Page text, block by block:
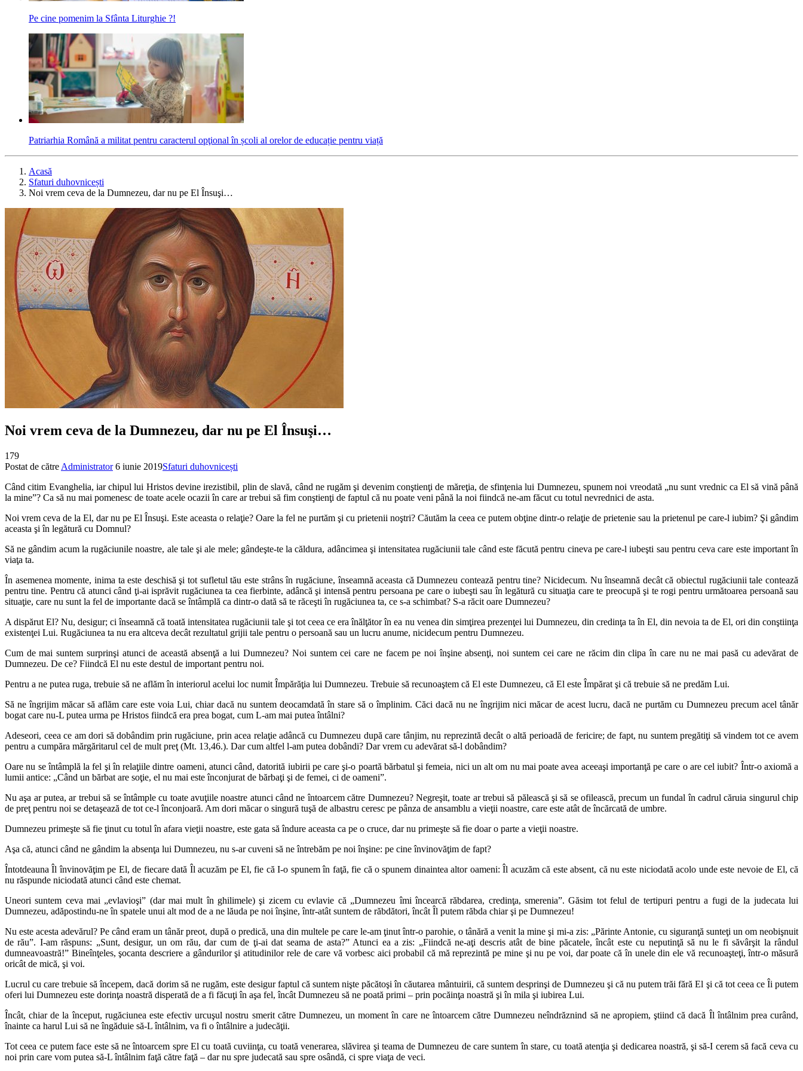
Pe cine pomenim la Sfânta Liturghie ?!
Patriarhia Română a militat pentru caracterul opţional în școli al orelor de educație pentru viață
Acasă
Sfaturi duhovnicești
Noi vrem ceva de la Dumnezeu, dar nu pe El Însuşi…
Noi vrem ceva de la Dumnezeu, dar nu pe El Însuşi…
179
Postat de către Administrator 6 iunie 2019Sfaturi duhovnicești
Când citim Evanghelia, iar chipul lui Hristos devine irezistibil, plin de slavă, când ne rugăm şi devenim conştienţi de măreţia, de sfinţenia lui Dumnezeu, spunem noi vreodată „nu sunt vrednic ca El să vină până
la mine”? Ca să nu mai pomenesc de toate acele ocazii în care ar trebui să fim conştienţi de faptul că nu poate veni până la noi fiindcă ne-am făcut cu totul nevrednici de asta.
Noi vrem ceva de la El, dar nu pe El Însuşi. Este aceasta o relaţie? Oare la fel ne purtăm şi cu prietenii noştri? Căutăm la ceea ce putem obţine dintr-o relaţie de prietenie sau la prietenul pe care-l iubim? Şi gândim
aceasta şi în legătură cu Domnul?
Să ne gândim acum la rugăciunile noastre, ale tale şi ale mele; gândeşte-te la căldura, adâncimea şi intensitatea rugăciunii tale când este făcută pentru cineva pe care-l iubeşti sau pentru ceva care este important în
viaţa ta.
În asemenea momente, inima ta este deschisă şi tot sufletul tău este strâns în rugăciune, înseamnă aceasta că Dumnezeu contează pentru tine? Nicidecum. Nu înseamnă decât că obiectul rugăciunii tale contează
pentru tine. Pentru că atunci când ţi-ai isprăvit rugăciunea ta cea fierbinte, adâncă şi intensă pentru persoana pe care o iubeşti sau în legătură cu situaţia care te preocupă şi te rogi pentru următoarea persoană sau
situaţie, care nu sunt la fel de importante dacă se întâmplă ca dintr-o dată să te răceşti în rugăciunea ta, ce s-a schimbat? S-a răcit oare Dumnezeu?
A dispărut El? Nu, desigur; ci înseamnă că toată intensitatea rugăciunii tale şi tot ceea ce era înălţător în ea nu venea din simţirea prezenţei lui Dumnezeu, din credinţa ta în El, din nevoia ta de El, ori din conştiinţa
existenţei Lui. Rugăciunea ta nu era altceva decât rezultatul grijii tale pentru o persoană sau un lucru anume, nicidecum pentru Dumnezeu.
Cum de mai suntem surprinşi atunci de această absenţă a lui Dumnezeu? Noi suntem cei care ne facem pe noi înşine absenţi, noi suntem cei care ne răcim din clipa în care nu ne mai pasă cu adevărat de
Dumnezeu. De ce? Fiindcă El nu este destul de important pentru noi.
Pentru a ne putea ruga, trebuie să ne aflăm în interiorul acelui loc numit Împărăţia lui Dumnezeu. Trebuie să recunoaştem că El este Dumnezeu, că El este Împărat şi că trebuie să ne predăm Lui.
Să ne îngrijim măcar să aflăm care este voia Lui, chiar dacă nu suntem deocamdată în stare să o împlinim. Căci dacă nu ne îngrijim nici măcar de acest lucru, dacă ne purtăm cu Dumnezeu precum acel tânăr
bogat care nu-L putea urma pe Hristos fiindcă era prea bogat, cum L-am mai putea întâlni?
Adeseori, ceea ce am dori să dobândim prin rugăciune, prin acea relaţie adâncă cu Dumnezeu după care tânjim, nu reprezintă decât o altă perioadă de fericire; de fapt, nu suntem pregătiţi să vindem tot ce avem
pentru a cumpăra mărgăritarul cel de mult preţ (Mt. 13,46.). Dar cum altfel l-am putea dobândi? Dar vrem cu adevărat să-l dobândim?
Oare nu se întâmplă la fel şi în relaţiile dintre oameni, atunci când, datorită iubirii pe care şi-o poartă bărbatul şi femeia, nici un alt om nu mai poate avea aceeaşi importanţă pe care o are cel iubit? Într-o axiomă a
lumii antice: „Când un bărbat are soţie, el nu mai este înconjurat de bărbaţi şi de femei, ci de oameni”.
Nu aşa ar putea, ar trebui să se întâmple cu toate avuţiile noastre atunci când ne întoarcem către Dumnezeu? Negreşit, toate ar trebui să pălească şi să se ofilească, precum un fundal în cadrul căruia singurul chip
de preţ pentru noi se detaşează de tot ce-l înconjoară. Am dori măcar o singură tuşă de albastru ceresc pe pânza de ansamblu a vieţii noastre, care este atât de încărcată de umbre.
Dumnezeu primeşte să fie ţinut cu totul în afara vieţii noastre, este gata să îndure aceasta ca pe o cruce, dar nu primeşte să fie doar o parte a vieţii noastre.
Aşa că, atunci când ne gândim la absenţa lui Dumnezeu, nu s-ar cuveni să ne întrebăm pe noi înşine: pe cine învinovăţim de fapt?
Întotdeauna Îl învinovăţim pe El, de fiecare dată Îl acuzăm pe El, fie că I-o spunem în faţă, fie că o spunem dinaintea altor oameni: Îl acuzăm că este absent, că nu este niciodată acolo unde este nevoie de El, că
nu răspunde niciodată atunci când este chemat.
Uneori suntem ceva mai „evlavioşi” (dar mai mult în ghilimele) şi zicem cu evlavie că „Dumnezeu îmi încearcă răbdarea, credinţa, smerenia”. Găsim tot felul de tertipuri pentru a fugi de la judecata lui
Dumnezeu, adăpostindu-ne în spatele unui alt mod de a ne lăuda pe noi înşine, într-atât suntem de răbdători, încât Îl putem răbda chiar şi pe Dumnezeu!
Nu este acesta adevărul? Pe când eram un tânăr preot, după o predică, una din multele pe care le-am ţinut într-o parohie, o tânără a venit la mine şi mi-a zis: „Părinte Antonie, cu siguranţă sunteţi un om neobişnuit
de rău”. I-am răspuns: „Sunt, desigur, un om rău, dar cum de ţi-ai dat seama de asta?” Atunci ea a zis: „Fiindcă ne-aţi descris atât de bine păcatele, încât este cu neputinţă să nu le fi săvârşit la rândul
dumneavoastră!” Bineînţeles, şocanta descriere a gândurilor şi atitudinilor rele de care vă vorbesc aici probabil că mă reprezintă pe mine şi nu pe voi, dar poate că în unele din ele vă recunoaşteţi, într-o măsură
oricât de mică, şi voi.
Lucrul cu care trebuie să începem, dacă dorim să ne rugăm, este desigur faptul că suntem nişte păcătoşi în căutarea mântuirii, că suntem desprinşi de Dumnezeu şi că nu putem trăi fără El şi că tot ceea ce Îi putem
oferi lui Dumnezeu este dorinţa noastră disperată de a fi făcuţi în aşa fel, încât Dumnezeu să ne poată primi – prin pocăinţa noastră şi în mila şi iubirea Lui.
Încât, chiar de la început, rugăciunea este efectiv urcuşul nostru smerit către Dumnezeu, un moment în care ne întoarcem către Dumnezeu neîndrăznind să ne apropiem, ştiind că dacă Îl întâlnim prea curând,
înainte ca harul Lui să ne îngăduie să-L întâlnim, va fi o întâlnire a judecăţii.
Tot ceea ce putem face este să ne întoarcem spre El cu toată cuviinţa, cu toată venerarea, slăvirea şi teama de Dumnezeu de care suntem în stare, cu toată atenţia şi dedicarea noastră, şi să-I cerem să facă ceva cu
noi prin care vom putea să-L întâlnim faţă către faţă – dar nu spre judecată sau spre osândă, ci spre viaţa de veci.